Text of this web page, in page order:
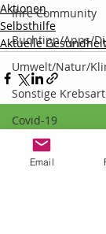
Ihre Community
Buchtipp/Apps/
Umwelt/Natur/
Sonstige
Covid-19
Aktionen
Selbsthilfe
Aktuelle
Aktuelle Beiträge
Email